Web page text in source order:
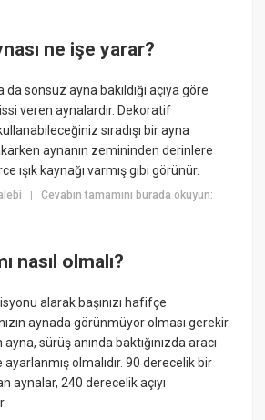
ne işe yarar?
sonsuz ayna bakıldığı açıya göre
veren aynalardır. Dekoratif
sıradışı bir ayna
aynanın zemininden derinlere
ışık kaynağı varmış gibi görünür.
|Cevabın tamamını burada okuyun:
nasıl olmalı?
alarak başınızı hafifçe
aynada görünmüyor olması gerekir.
sürüş anında baktığınızda aracı
olmalıdır. 90 derecelik bir
aynalar, 240 derecelik açıyı